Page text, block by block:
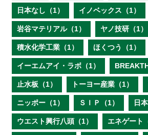
日本なし（1） イノベックス（1）
岩谷マテリアル（1） ヤノ技研（1）
積水化学工業（1） ほくつう（1）
イーエムアイ・ラボ（1）
止水板（1） トーヨー産業（1）
ニッポー（1） ＳＩＰ（1） 日
ウエスト興行八頭（1） エネゲート